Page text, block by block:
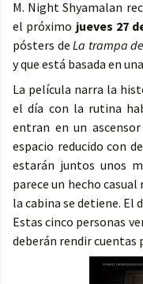
M. Night Shyamalan
el próximo jueves 27
pósters deLa trampa
y que está basada en
La película narra la
el día con la rutina
entran en un
espacio reducido con
estarán juntos unos
parece un hecho
la cabina se detiene. El
Estas cinco personas
deberán rendir cuentas